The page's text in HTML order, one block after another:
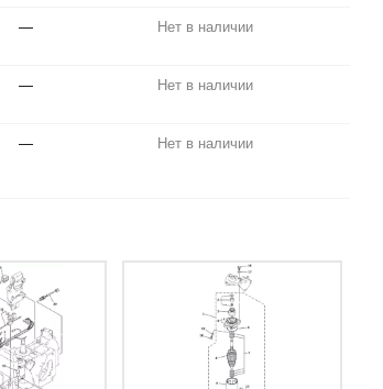
— Нет в наличии
— Нет в наличии
— Нет в наличии